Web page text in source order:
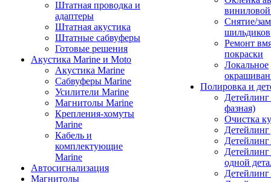
Штатная проводка и
адаптеры
Штатная акустика
Штатные сабвуферы
Готовые решения
Акустика Marine и Moto
Акустика Marine
Сабвуферы Marine
Усилители Marine
Магнитолы Marine
Крепления-хомуты
Marine
Кабель и
комплектующие
Marine
Автосигнализация
Магнитолы
Снятие/
шильдиков
Ремонт
покраски
Локальное
Полировка и
фазная)
Очистка
Детейлинг
одной